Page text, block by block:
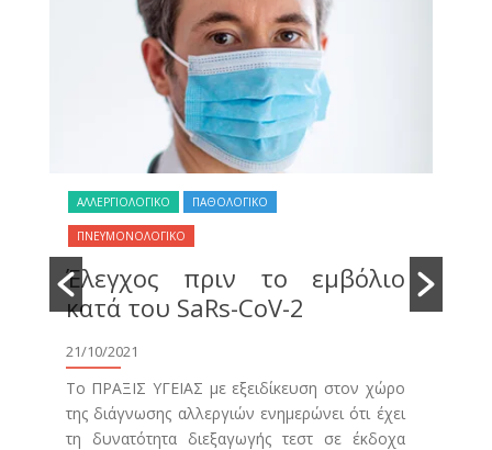
ΑΛΛΕΡΓΙΟΛΟΓΙΚΟ ΠΑΘΟΛΟΓΙΚΟ
ΠΝΕΥΜΟΝΟΛΟΓΙΚΟ
Έλεγχος πριν το εμβόλιο
κατά του SaRs-CoV-2
21/10/2021
Το ΠΡΑΞΙΣ ΥΓΕΙΑΣ με εξειδίκευση στον χώρο
της διάγνωσης αλλεργιών ενημερώνει ότι έχει
τη δυνατότητα διεξαγωγής τεστ σε έκδοχα